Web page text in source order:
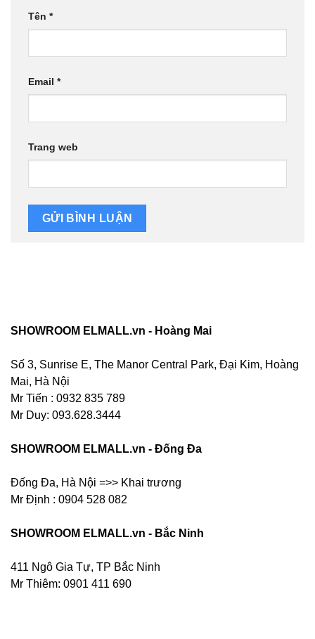
Tên *
Email *
Trang web
SHOWROOM ELMALL.vn - Hoàng Mai
Số 3, Sunrise E, The Manor Central Park, Đại Kim, Hoàng
Mai, Hà Nội
Mr Tiến : 0932 835 789
Mr Duy: 093.628.3444
SHOWROOM ELMALL.vn - Đống Đa
Đống Đa, Hà Nội =>> Khai trương
Mr Định : 0904 528 082
SHOWROOM ELMALL.vn - Bắc Ninh
411 Ngô Gia Tự, TP Bắc Ninh
Mr Thiêm: 0901 411 690